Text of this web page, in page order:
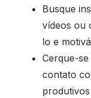
Busque
vídeos ou
lo e
Cerque-
contato